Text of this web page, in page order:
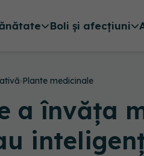
Boli și afecțiuni
›Plante medicinale
a învăța